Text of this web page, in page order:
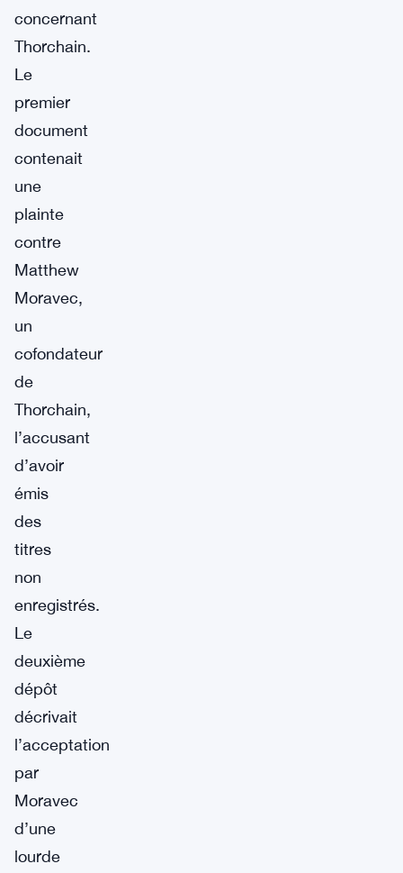
concernant
Thorchain.
Le
premier
document
contenait
une
plainte
contre
Matthew
Moravec,
un
cofondateur
de
Thorchain,
l’accusant
d’avoir
émis
des
titres
non
enregistrés.
Le
deuxième
dépôt
décrivait
l’acceptation
par
Moravec
d’une
lourde